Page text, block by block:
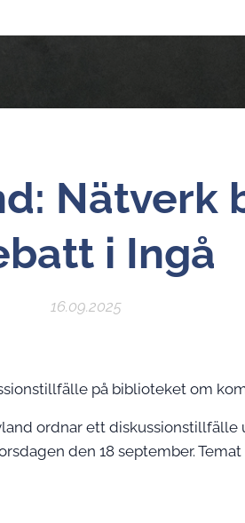
Nätverk
i Ingå
16.09.2025
på biblioteket om
ordnar ett diskussionstillfälle
den 18 september.